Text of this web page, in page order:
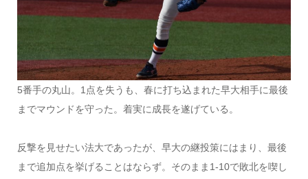
5番手の丸山。1点を失うも、春に打ち込まれた早大相手に最後
までマウンドを守った。着実に成長を遂げている。
反撃を見せたい法大であったが、早大の継投策にはまり、最後
まで追加点を挙げることはならず。そのまま1-10で敗北を喫し